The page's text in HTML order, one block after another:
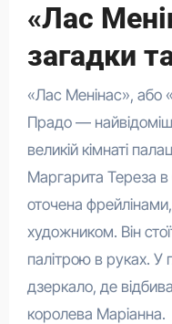
«Лас
загадки
«Лас Менінас», або
Прадо —
великій кімнаті
Маргарита Тереза в
оточена
художником. Він
палітрою в руках. У
дзеркало, де
королева Маріанна.